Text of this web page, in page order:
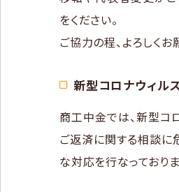
をください。
ご協力の程、よろしくお
新型コロナウィル
商工中金では、新型コ
ご返済に関する相談に
な対応を行なっておりま